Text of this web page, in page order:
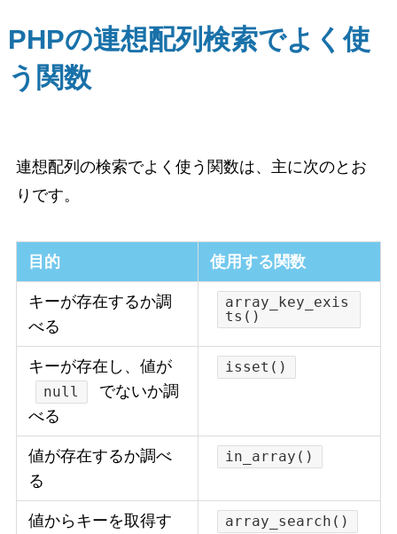
PHPの連想配列検索でよく使
う関数
連想配列の検索でよく使う関数は、主に次のとお
りです。
目的 使用する関数
キーが存在するか調
べる
array_key_exis
ts()
キーが存在し、値が
null
でないか調
べる
isset()
値が存在するか調べ
る
in_array()
値からキーを取得す
array_search()